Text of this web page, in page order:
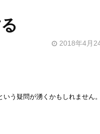
2018年4月
いう疑問が湧くかもしれません